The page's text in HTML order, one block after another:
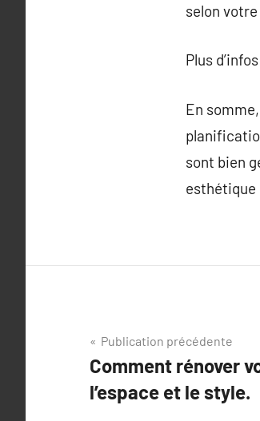
selon
Plus
En
sont bien
esthétique
Navigation
de
l’article
Publication précédente
Comment rénover
l’espace et le style.